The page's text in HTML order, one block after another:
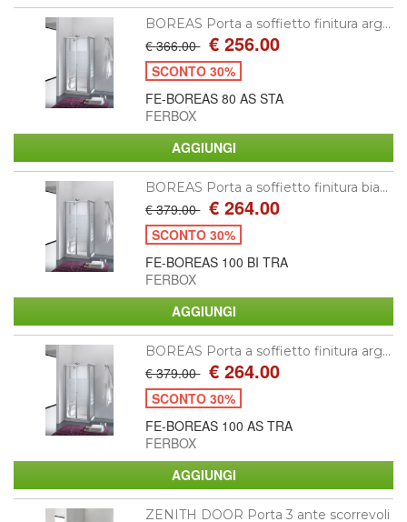
BOREAS Porta a soffietto finitura arg...
€ 366.00 € 256.00
SCONTO 30%
FE-BOREAS 80 AS STA
FERBOX
BOREAS Porta a soffietto finitura bia...
€ 379.00 € 264.00
SCONTO 30%
FE-BOREAS 100 BI TRA
FERBOX
BOREAS Porta a soffietto finitura arg...
€ 379.00 € 264.00
SCONTO 30%
FE-BOREAS 100 AS TRA
FERBOX
ZENITH DOOR Porta 3 ante scorrevoli